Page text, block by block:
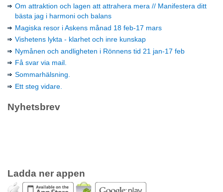
Om attraktion och lagen att attrahera mera // Manifestera ditt
bästa jag i harmoni och balans
Magiska resor i Askens månad 18 feb-17 mars
Vishetens lykta - klarhet och inre kunskap
Nymånen och andligheten i Rönnens tid 21 jan-17 feb
Få svar via mail.
Sommarhälsning.
Ett steg vidare.
Nyhetsbrev
Ladda ner appen